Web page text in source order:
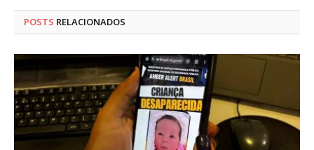
POSTS RELACIONADOS